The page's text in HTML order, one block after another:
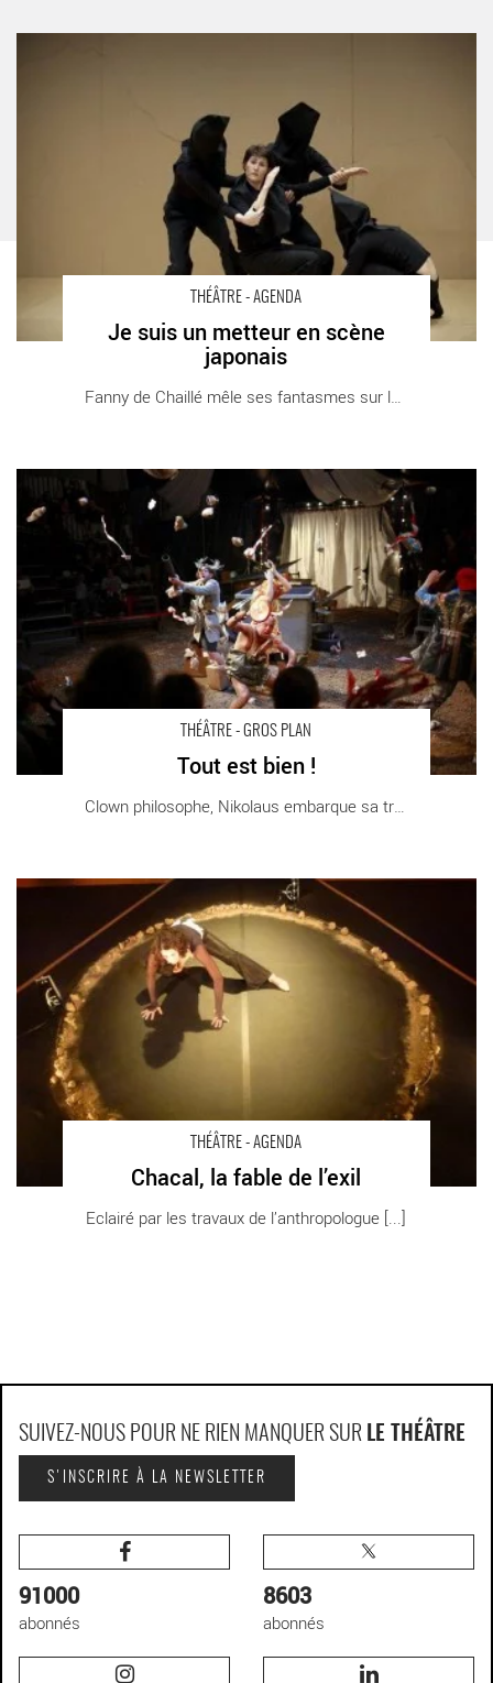
THÉÂTRE - AGENDA
Je suis un metteur en scène
japonais
Fanny de Chaillé mêle ses fantasmes sur le [...]
THÉÂTRE - GROS PLAN
Tout est bien !
Clown philosophe, Nikolaus embarque sa troupe [...]
Tout est bien ! - Critique sortie Théâtre Antony Théâtre Firmin
Gémier – La Piscine
THÉÂTRE - AGENDA
Chacal, la fable de l’exil
Eclairé par les travaux de l’anthropologue [...]
Chacal, la fable de l’exil - Critique sortie Théâtre Paris _Cité
Nationale de l'Histoire de l'Immigration
SUIVEZ-NOUS POUR NE RIEN MANQUER SUR LE THÉÂTRE
S'INSCRIRE À LA NEWSLETTER
91000
abonnés
8603
abonnés